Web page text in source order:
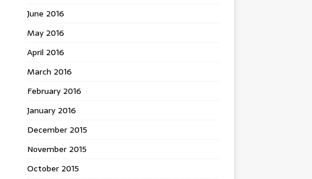
June 2016
May 2016
April 2016
March 2016
February 2016
January 2016
December 2015
November 2015
October 2015